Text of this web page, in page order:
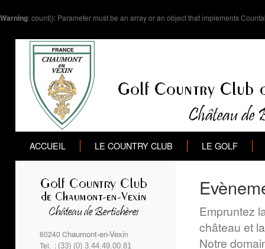
Warning: count(): Parameter must be an array or an object that implements
ACCUEIL LE COUNTRY CLUB LE GOLF
60240 Chaumont-en-Vexin
Tel. : (33) (0) 3.44.49.00.81
Empruntez
château et
Notre